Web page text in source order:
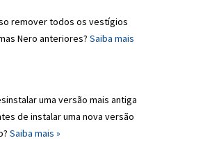
remover todos os vestígios
Nero anteriores? Saiba mais
uma versão mais antiga
de instalar uma nova versão
Saiba mais »